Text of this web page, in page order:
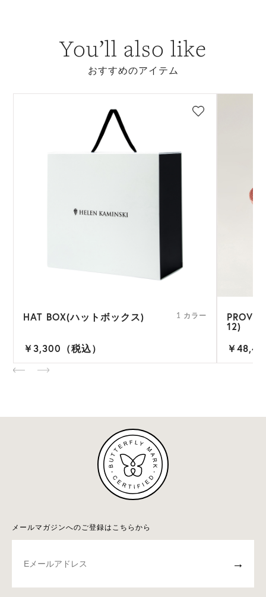
You’ll also like
おすすめのアイテム
HAT BOX(ハットボックス) 1 カラー
￥3,300（税込）
12)
￥
メールマガジンへのご登録はこちらから
→